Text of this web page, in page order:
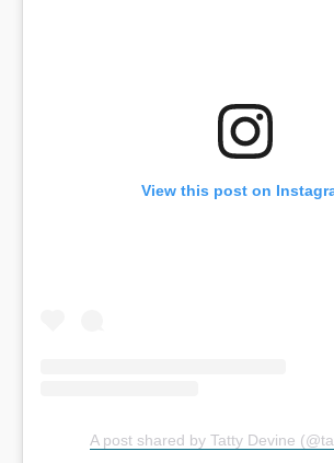
View this post on
A post shared by Tatty Devine